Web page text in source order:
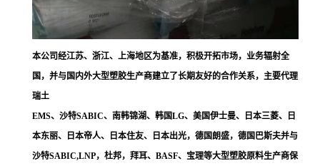
本公司经江苏、浙江、上海地区为基准，积极开拓市场，业务辐射全
国，并与国内外大型塑胶生产商建立了长期友好的合作关系，主要代理
瑞土
EMS、沙特SABIC、南韩锦湖、韩国LG、美国伊士曼、日本三菱、日
本东丽、日本帝人、日本住友、日本出光，德国朗盛，德国巴斯夫并与
沙特SABIC,LNP，杜邦，拜耳、BASF、宝理等大型塑胶原料生产商保